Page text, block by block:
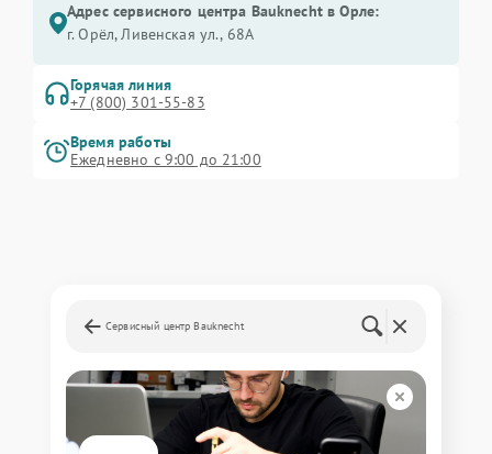
Адрес сервисного центра Bauknecht в Орле:
г. Орёл, Ливенская ул., 68А
Горячая линия
+7 (800) 301-55-83
Время работы
Ежедневно с 9:00 до 21:00
Сервисный центр Bauknecht